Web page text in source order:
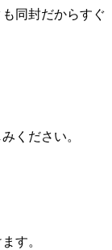
同封だからすぐ
ください。
す。